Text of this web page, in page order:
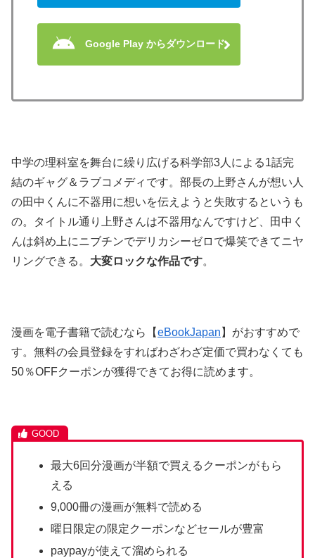
Google Play からダウンロード
中学の理科室を舞台に繰り広げる科学部3人による1話完
結のギャグ＆ラブコメディです。部長の上野さんが想い人
の田中くんに不器用に想いを伝えようと失敗するというも
の。タイトル通り上野さんは不器用なんですけど、田中く
んは斜め上にニブチンでデリカシーゼロで爆笑できてニヤ
リングできる。 大変ロックな作品です。
漫画を電子書籍で読むなら【eBookJapan 】がおすすめで
す。無料の会員登録をすればわざわざ定価で買わなくても
50％OFFクーポンが獲得できてお得に読めます。
最大6回分漫画が半額で買えるクーポンがもら
える
9,000冊の漫画が無料で読める
曜日限定の限定クーポンなどセールが豊富
paypayが使えて溜められる